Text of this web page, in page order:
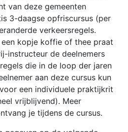
van deze gemeenten
3-daagse opfriscursus (per
verkeersregels.
kopje koffie of thee praat
instructeur de deelnemers
die in de loop der jaren
aan deze cursus kun
een individuele praktijkrit
vrijblijvend). Meer
je tijdens de cursus.